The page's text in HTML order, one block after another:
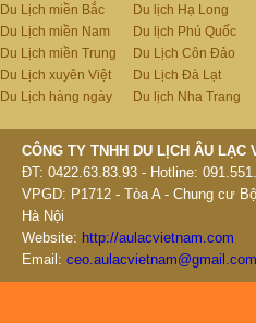
Du Lịch miền Bắc
Du Lịch miền Nam
Du Lịch miền Trung
Du Lịch xuyên Việt
Du Lịch hàng ngày
Du lịch Hạ Long
Du lịch Phú Quốc
Du Lịch Côn Đảo
Du Lịch Đà Lạt
Du lịch Nha Trang
CÔNG TY TNHH DU LỊCH ÂU LẠC
ĐT: 0422.63.83.93 - Hotline:
VPGD: P1712 - Tòa A - Chung cư
Hà Nội
Website: http://aulacvietnam.com
Email: